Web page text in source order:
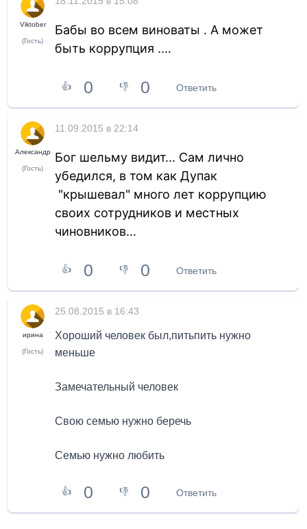
Viktober
(Гость)
Бабы во всем виноваты . А может
быть коррупция ....
👍 0 👎 0 Ответить
Александр
(Гость)
11.09.2015 в 22:14
Бог шельму видит... Сам лично
убедился, в том как Дупак
"крышевал" много лет коррупцию
своих сотрудников и местных
чиновников...
👍 0 👎 0 Ответить
ирина
(Гость)
25.08.2015 в 16:43
Хороший человек был,питьпить нужно
меньше
Замечательный человек
Свою семью нужно беречь
Семью нужно любить
👍 0 👎 0 Ответить